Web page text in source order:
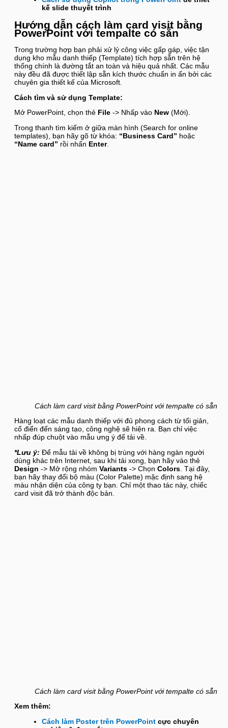
kế slide thuyết trình
Hướng dẫn cách làm card visit bằng
PowerPoint với tempalte có sẵn
Trong trường hợp bạn phải xử lý công việc gấp gáp, việc tận
dụng kho mẫu danh thiếp (Template) tích hợp sẵn trên hệ
thống chính là đường tắt an toàn và hiệu quả nhất. Các mẫu
này đều đã được thiết lập sẵn kích thước chuẩn in ấn bởi các
chuyên gia thiết kế của Microsoft.
Cách tìm và sử dụng Template:
Mở PowerPoint, chọn thẻ File -> Nhấp vào New (Mới).
Trong thanh tìm kiếm ở giữa màn hình (Search for online
templates), bạn hãy gõ từ khóa: “Business Card” hoặc
“Name card” rồi nhấn Enter.
Cách làm card visit bằng PowerPoint với tempalte có sẵn
Hàng loạt các mẫu danh thiếp với đủ phong cách từ tối giản,
cổ điển đến sáng tạo, công nghệ sẽ hiện ra. Bạn chỉ việc
nhấp đúp chuột vào mẫu ưng ý để tải về.
*Lưu ý: Để mẫu tải về không bị trùng với hàng ngàn người
dùng khác trên Internet, sau khi tải xong, bạn hãy vào thẻ
Design -> Mở rộng nhóm Variants -> Chọn Colors. Tại đây,
bạn hãy thay đổi bộ màu (Color Palette) mặc định sang hệ
màu nhận diện của công ty bạn. Chỉ một thao tác này, chiếc
card visit đã trở thành độc bản.
Cách làm card visit bằng PowerPoint với tempalte có sẵn
Xem thêm:
Cách làm Poster trên PowerPointcực chuyên